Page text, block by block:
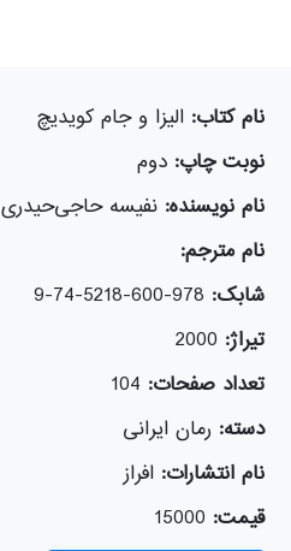
نام کتاب:الیزا و جام کویدیچ
نوبت چاپ:دوم
نام نویسنده:نفیسه حاجی‌حیدری
نام مترجم:
شابک: 978-600-5218-74-9
تیراژ: 2000
تعداد صفحات: 104
دسته: رمان ایرانی
نام انتشارات:افراز
قیمت: 15000